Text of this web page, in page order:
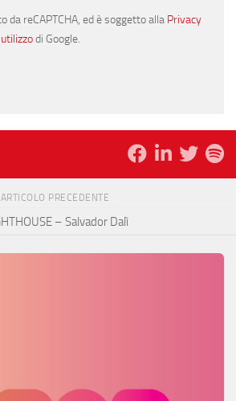
da reCAPTCHA, ed è soggetto alla Privacy
di Google.
ARTICOLO PRECEDENTE
– Salvador Dalì